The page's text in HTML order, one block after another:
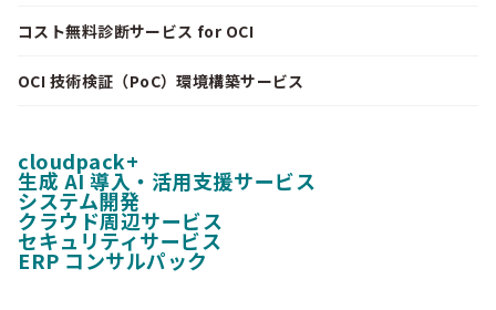
コスト無料診断サービス for OCI
OCI 技術検証（PoC）環境構築サービス
cloudpack+
生成 AI 導入・活用支援サービス
システム開発
クラウド周辺サービス
セキュリティサービス
ERP コンサルパック